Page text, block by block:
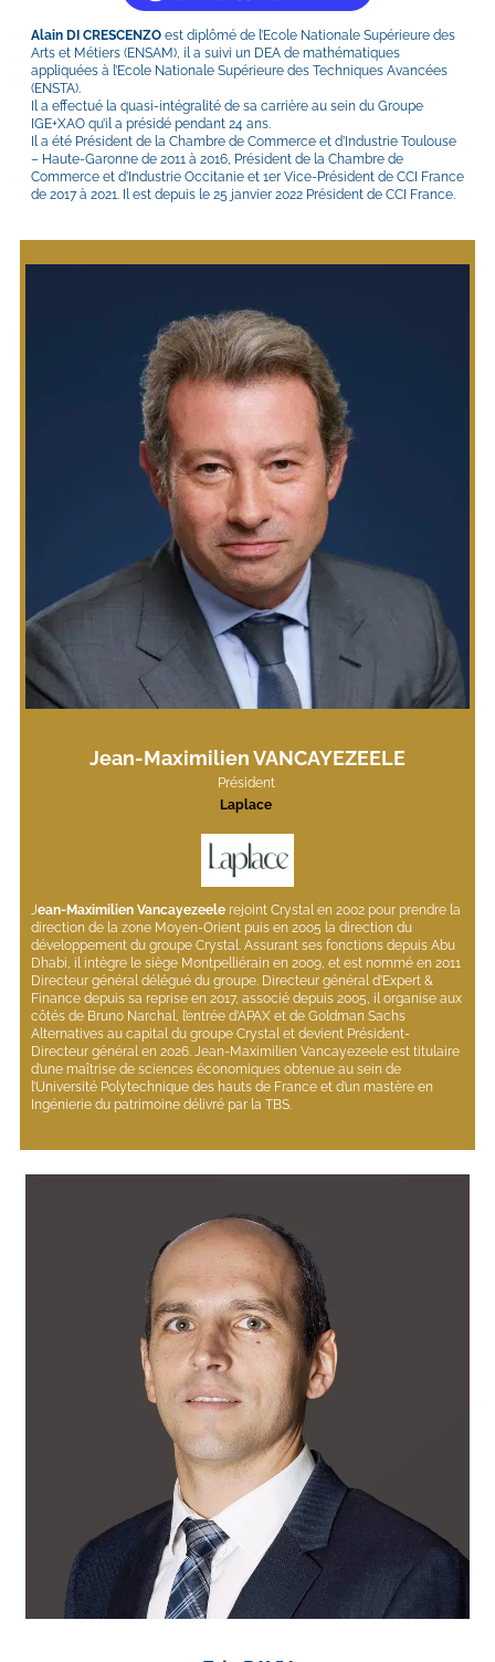
Alain DI CRESCENZO est diplômé de l’Ecole Nationale Supérieure des
Arts et Métiers (ENSAM), il a suivi un DEA de mathématiques
appliquées à l’Ecole Nationale Supérieure des Techniques Avancées
(ENSTA).
Il a effectué la quasi-intégralité de sa carrière au sein du Groupe
IGE+XAO qu’il a présidé pendant 24 ans.
Il a été Président de la Chambre de Commerce et d’Industrie Toulouse
– Haute-Garonne de 2011 à 2016, Président de la Chambre de
Commerce et d’Industrie Occitanie et 1er Vice-Président de CCI France
de 2017 à 2021. Il est depuis le 25 janvier 2022 Président de CCI France.
Jean-Maximilien VANCAYEZEELE
Président
Laplace
Jean-Maximilien Vancayezeele rejoint Crystal en 2002 pour prendre la
direction de la zone Moyen-Orient puis en 2005 la direction du
développement du groupe Crystal. Assurant ses fonctions depuis Abu
Dhabi, il intègre le siège Montpelliérain en 2009, et est nommé en 2011
Directeur général délégué du groupe. Directeur général d’Expert &
Finance depuis sa reprise en 2017, associé depuis 2005, il organise aux
côtés de Bruno Narchal, l’entrée d’APAX et de Goldman Sachs
Alternatives au capital du groupe Crystal et devient Président-
Directeur général en 2026. Jean-Maximilien Vancayezeele est titulaire
d’une maîtrise de sciences économiques obtenue au sein de
l’Université Polytechnique des hauts de France et d’un mastère en
Ingénierie du patrimoine délivré par la TBS.